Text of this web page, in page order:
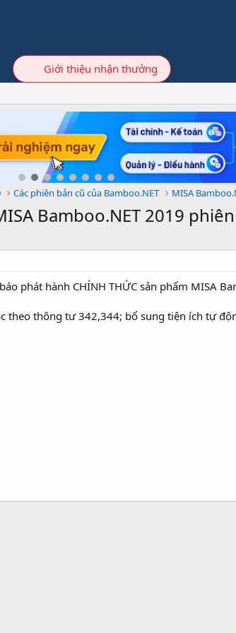
Giới thiệu nhận thưởng
Các phiên bản cũ của Bamboo.NET MISA
Bamboo.NET 2019
phát hành CHÍNH THỨC sản phẩm MISA
theo thông tư 342,344; bổ sung tiện ích tự